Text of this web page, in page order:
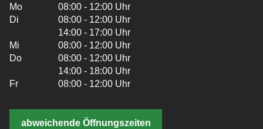
Mo
08:00 - 12:00 Uhr
Di
08:00 - 12:00 Uhr
14:00 - 17:00 Uhr
Mi
08:00 - 12:00 Uhr
Do
08:00 - 12:00 Uhr
14:00 - 18:00 Uhr
Fr
08:00 - 12:00 Uhr
abweichende Öffnungszeiten